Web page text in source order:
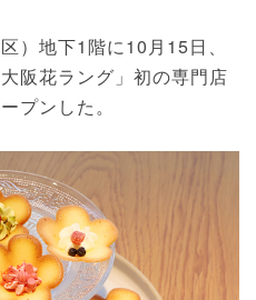
）地下1階に10月15日、
阪花ラング」初の専門店
プンした。